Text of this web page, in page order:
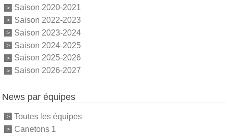
Saison 2020-2021
Saison 2022-2023
Saison 2023-2024
Saison 2024-2025
Saison 2025-2026
Saison 2026-2027
News par équipes
Toutes les équipes
Canetons 1